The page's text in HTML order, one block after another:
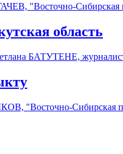
"Восточно-
область
БАТУТЕНЕ,
"Восточно-Сибирская